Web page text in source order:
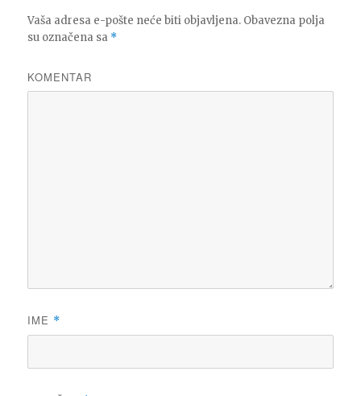
Vaša adresa e-pošte neće biti objavljena. Obavezna polja
su označena sa *
KOMENTAR
IME *